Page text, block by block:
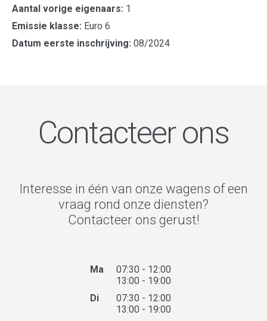
Aantal vorige eigenaars: 1
Emissie klasse: Euro 6
Datum eerste inschrijving: 08/2024
Contacteer ons
Interesse in één van onze wagens of een
vraag rond onze diensten?
Contacteer ons gerust!
Ma
07:30 - 12:00
13:00 - 19:00
Di
07:30 - 12:00
13:00 - 19:00